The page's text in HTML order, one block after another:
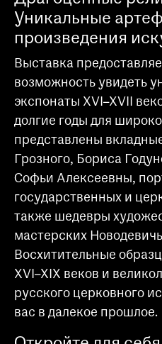
Уникальные
произведения
Выставка
возможность увидеть
экспонаты XVI–XVII
долгие годы для
представлены
Грозного, Бориса
Софьи Алексеевны,
государственных и
также шедевры
мастерских
Восхитительные
XVI–XIX веков и
русского церковного
вас в далекое прошлое.